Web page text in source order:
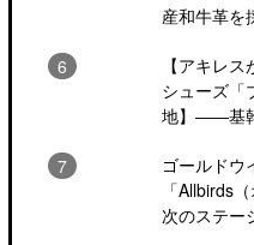
産和牛革を
【アキレ
シューズ「
地】――基
ゴールドウ
「Allbirds
次のステ